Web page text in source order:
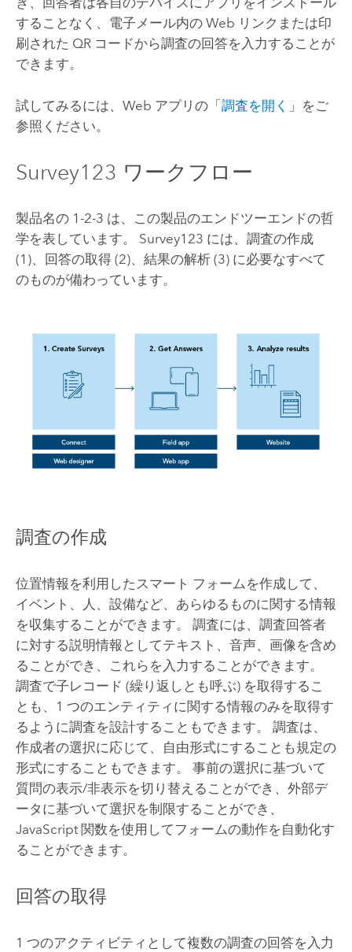
することなく、電子メール内の Web リンクまたは印
刷された QR コードから調査の回答を入力することが
できます。
試してみるには、Web アプリの「調査を開く 」をご
参照ください。
Survey123 ワークフロー
製品名の 1-2-3 は、この製品のエンドツーエンドの哲
学を表しています。 Survey123 には、調査の作成
(1)、回答の取得 (2)、結果の解析 (3) に必要なすべて
のものが備わっています。
調査の作成
位置情報を利用したスマート フォームを作成して、
イベント、人、設備など、あらゆるものに関する情報
を収集することができます。 調査には、調査回答者
に対する説明情報としてテキスト、音声、画像を含め
ることができ、これらを入力することができます。
調査で子レコード (繰り返しとも呼ぶ) を取得するこ
とも、1 つのエンティティに関する情報のみを取得す
るように調査を設計することもできます。 調査は、
作成者の選択に応じて、自由形式にすることも規定の
形式にすることもできます。 事前の選択に基づいて
質問の表示/非表示を切り替えることができ、外部デ
ータに基づいて選択を制限することができ、
JavaScript関数を使用してフォームの動作を自動化す
ることができます。
回答の取得
1 つのアクティビティとして複数の調査の回答を入力